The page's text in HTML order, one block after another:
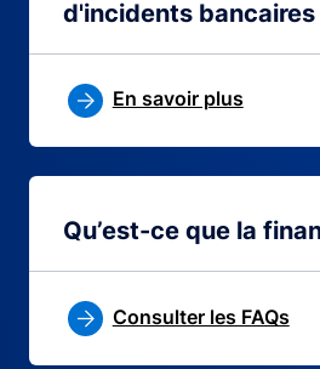
d'incidents bancaires
En savoir plus
Qu’est-ce que la
Consulter les FAQs